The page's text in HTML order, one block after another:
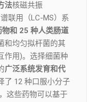
法核磁共振
联用（LC-MS）系
和 25 种人类肠道
和均匀拟杆菌的其
作用)。选择细菌种
广泛系统发育和代
了 12 种口服小分子
这些药物可以基于